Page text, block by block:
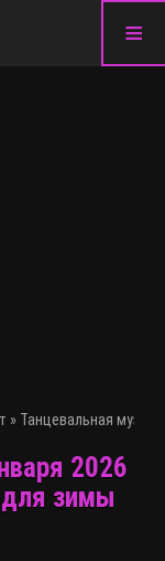
≡
» Танцевальная
2026
для зимы